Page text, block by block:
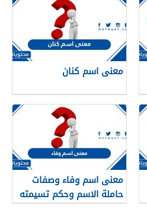
معنى اسم كنان
معنى اسم وفاء وصفات
حاملة الاسم وحكم تسيمته
في الإسلام